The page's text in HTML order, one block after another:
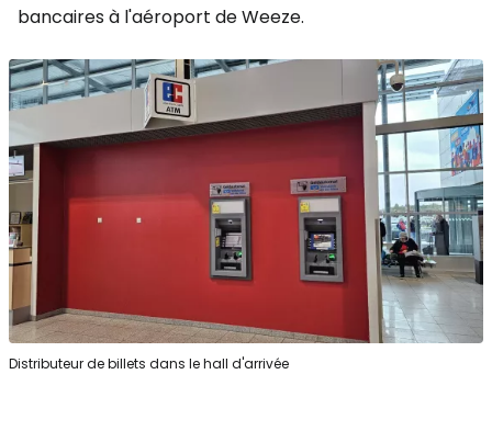
bancaires à l'aéroport de Weeze.
Distributeur de billets dans le hall d'arrivée